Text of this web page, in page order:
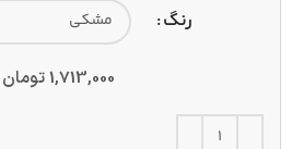
رنگ
1,713,000تومان